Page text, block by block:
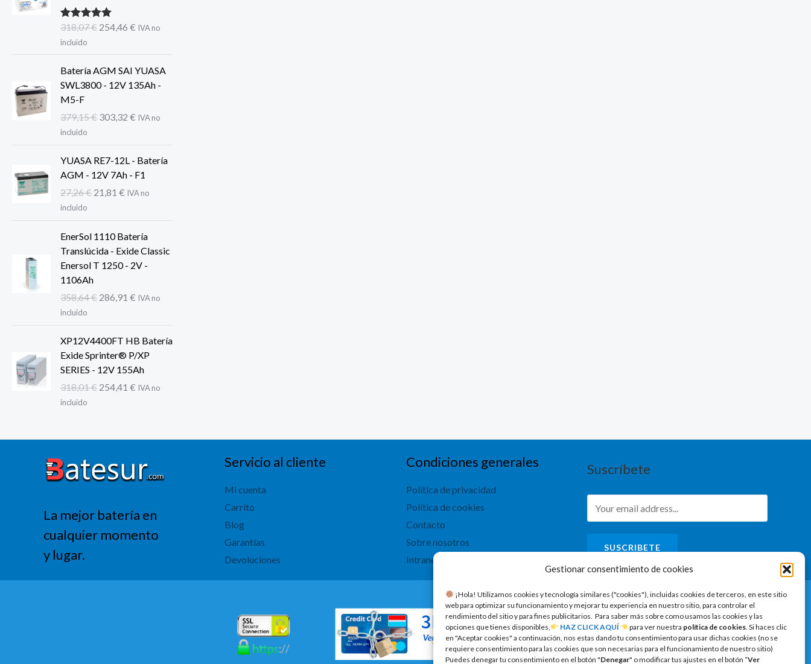
Gestionar consentimiento de cookies
​ ¡Hola! Utilizamos cookies y tecnología similares ("cookies"), incluidas cookies de terceros, en este sitio
web para optimizar su funcionamiento y mejorar tu experiencia en nuestro sitio, para controlar el
rendimiento del sitio y para fines publicitarios. Para saber más sobre como usamos las cookies y las
opciones que tienes disponibles,
HAZ CLICK AQUÍ para ver nuestra política de cookies. Si haces clic
en "Aceptar cookies" a continuación, nos estas dando tu consentimiento para usar dichas cookies (no se
requiere consentimiento para las cookies que son necesarias para el funcionamiento de nuestro sitio)
Puedes denegar tu consentimiento en el botón "Denegar" o modificar tus ajustes en el botón “Ver
Valorado con
318,07€ El
era:
318,07 €.
254,46 € El
es:
254,46 €.
IVA no
incluido
Batería AGM SAI YUASA
SWL3800 - 12V 135Ah -
M5-F
379,15€ El
era:
379,15 €.
303,32 € El
es:
303,32 €.
IVA no
incluido
YUASA RE7-12L - Batería
AGM - 12V 7Ah - F1
27,26€ El
era:
27,26 €.
21,81 € El
es:
21,81 €.
IVA no
incluido
EnerSol 1110 Batería
Translúcida - Exide Classic
Enersol T 1250 - 2V -
1106Ah
358,64€ El
era:
358,64 €.
286,91 € El
es:
286,91 €.
IVA no
incluido
XP12V4400FT HB Batería
Exide Sprinter® P/XP
SERIES - 12V 155Ah
318,01€ El
254,41 € El
IVA no
incluido
La mejor batería en
cualquier momento
y lugar.
Servicio al cliente
Mi cuenta
Carrito
Blog
Garantías
Devoluciones
Condiciones generales
Política de privacidad
Política de cookies
Contacto
Sobre nosotros
Intranet
Suscríbete
SUSCRIBETE